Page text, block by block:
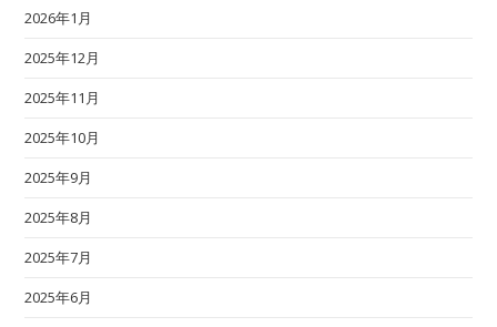
2026年1月
2025年12月
2025年11月
2025年10月
2025年9月
2025年8月
2025年7月
2025年6月